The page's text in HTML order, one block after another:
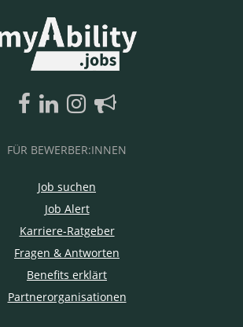
FÜR BEWERBER:INNEN
Job suchen
Job Alert
Karriere-Ratgeber
Fragen & Antworten
Benefits erklärt
Partnerorganisationen